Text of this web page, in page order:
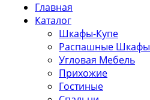
Главная
Каталог
Шкафы-Купе
Распашные Шкафы
Угловая Мебель
Прихожие
Гостиные